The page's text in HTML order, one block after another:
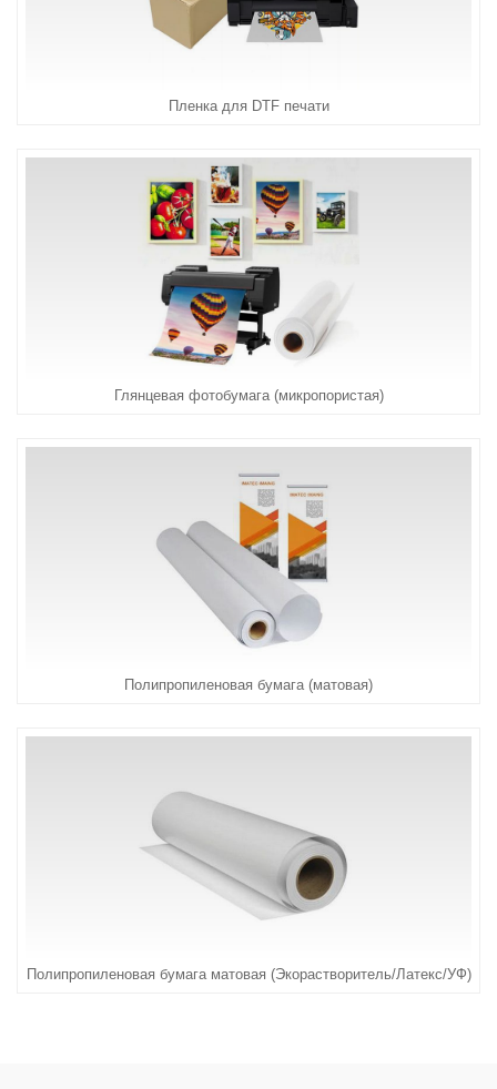
Пленка для DTF печати
Глянцевая фотобумага (микропористая)
Полипропиленовая бумага (матовая)
Полипропиленовая бумага матовая (Экорастворитель/Латекс/УФ)